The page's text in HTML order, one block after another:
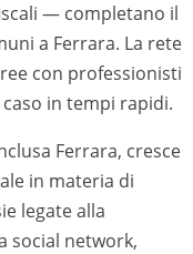
— completano il
a Ferrara. La rete
con professionisti
in tempi rapidi.
Ferrara, cresce
in materia di
legate alla
social network,